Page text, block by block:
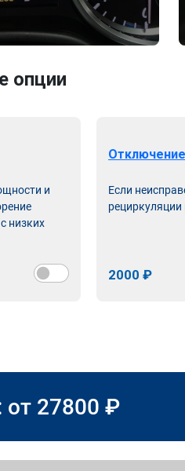
опции
и
низких
Если
2000 ₽
от 27800 ₽